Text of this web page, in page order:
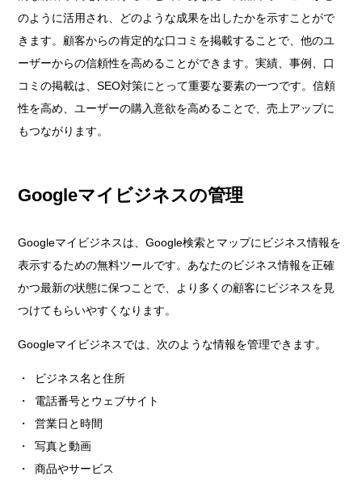
のように活用され、どのような成果を出したかを示すことがで
きます。顧客からの肯定的な口コミを掲載することで、他のユ
ーザーからの信頼性を高めることができます。実績、事例、口
コミの掲載は、SEO対策にとって重要な要素の一つです。信頼
性を高め、ユーザーの購入意欲を高めることで、売上アップに
もつながります。
Googleマイビジネスの管理
Googleマイビジネスは、Google検索とマップにビジネス情報を
表示するための無料ツールです。あなたのビジネス情報を正確
かつ最新の状態に保つことで、より多くの顧客にビジネスを見
つけてもらいやすくなります。
Googleマイビジネスでは、次のような情報を管理できます。
ビジネス名と住所
電話番号とウェブサイト
営業日と時間
写真と動画
商品やサービス